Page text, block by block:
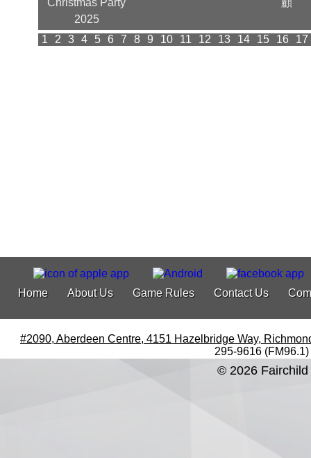
Christmas Party
2025
顧
1 2 3 4 5 6 7 8 9 10 11 12 13 14 15 16 17
Home About Us Game Rules Contact Us
#2090, Aberdeen Centre, 4151 Hazelbridge Way,
295-9616 (FM96.1)
© 2026 Fairchild